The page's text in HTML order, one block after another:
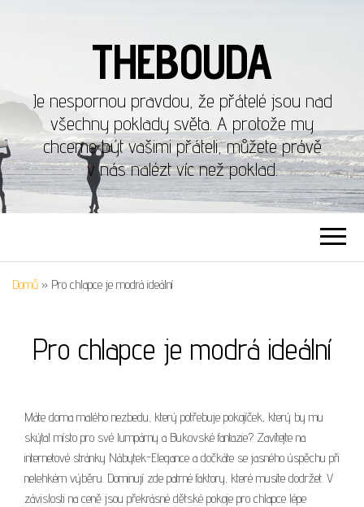
THEBOUDA
Je nespornou pravdou, že přátelé jsou nad
všechny poklady světa. A protože my
chceme být vašimi přáteli, můžete právě
v nás nalézt víc než poklad.
Domů » Pro chlapce je modrá ideální
Pro chlapce je modrá ideální
Máte doma malého nezbedu, který potřebuje pokojíček, který by mu
skýtal místo pro své lumpárny a Bukovské fantazie? Zavítejte na
internetové stránky Nábytek-Elegance a dočkáte se jasného úspěchu při
nelehkém výběru. Dominují zde patrné faktory, které musíte dodržet. V
závislosti na ceně jsou překrásné dětské pokoje pro chlapce lépe